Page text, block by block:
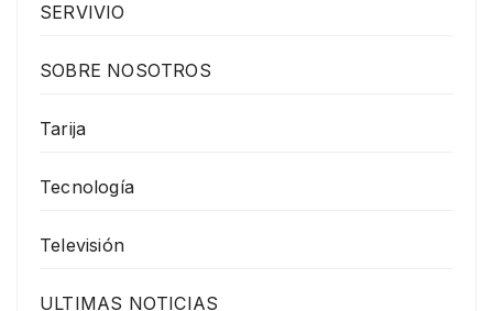
SERVIVIO
SOBRE NOSOTROS
Tarija
Tecnología
Televisión
ULTIMAS NOTICIAS